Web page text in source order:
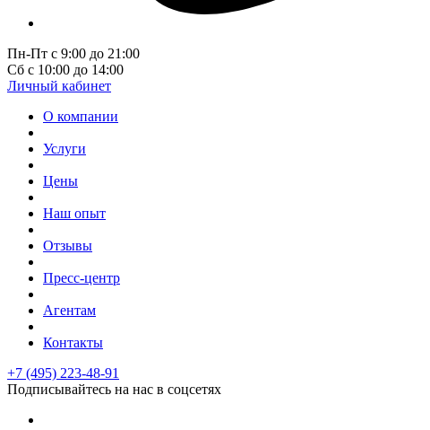
Пн-Пт с 9:00 до 21:00
Сб с 10:00 до 14:00
Личный кабинет
О компании
Услуги
Цены
Наш опыт
Отзывы
Пресс-центр
Агентам
Контакты
+7 (495) 223-48-91
Подписывайтесь на нас в соцсетях